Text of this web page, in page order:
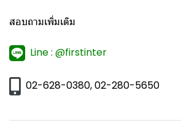
สอบถามเพิ่มเติม
Line : @firstinter
02-628-0380, 02-280-5650